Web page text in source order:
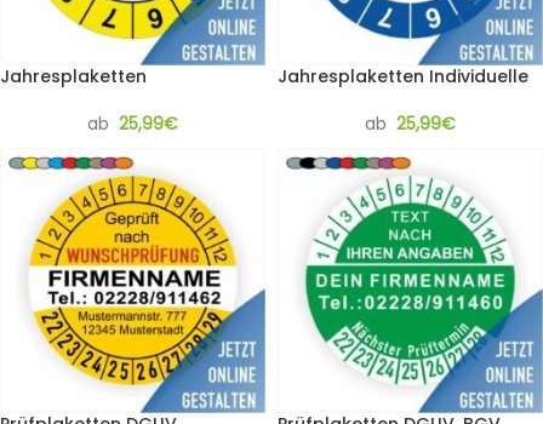
Jahresplaketten
ab 25,99€
Jahresplaketten Individuelle
ab 25,99€